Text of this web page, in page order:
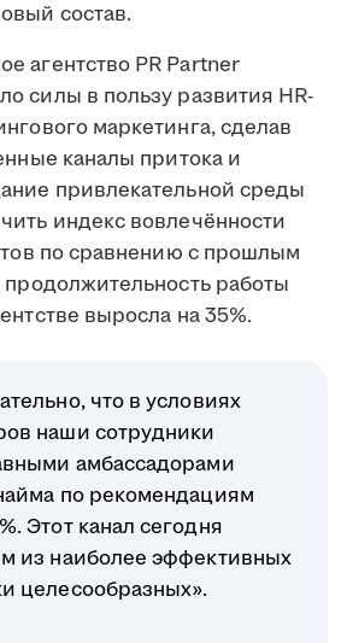
состав.
агентство PR Partner
силы в пользу развития HR-
маркетинга, сделав
каналы притока и
привлекательной среды
индекс вовлечённости
по сравнению с прошлым
работы
выросла на 35%.
что в условиях
наши сотрудники
амбассадорами
по рекомендациям
Этот канал сегодня
из наиболее эффективных
целесообразных».